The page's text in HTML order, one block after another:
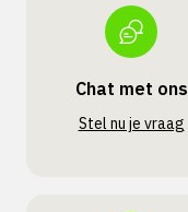
Chat met ons
Stel nu je vraag